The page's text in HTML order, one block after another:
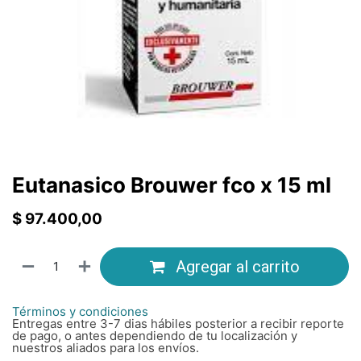
Eutanasico Brouwer fco x 15 ml
$ 97.400,00
Agregar al carrito
Términos y condiciones
Entregas entre 3-7 dias hábiles posterior a recibir reporte
de pago, o antes dependiendo de tu localización y
nuestros aliados para los envíos.